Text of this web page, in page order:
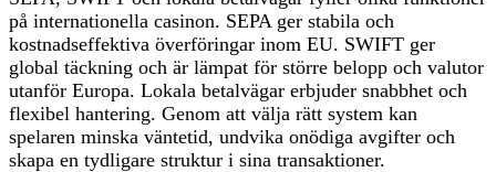
på internationella casinon. SEPA ger stabila och
kostnadseffektiva överföringar inom EU. SWIFT ger
global täckning och är lämpat för större belopp och valutor
utanför Europa. Lokala betalvägar erbjuder snabbhet och
flexibel hantering. Genom att välja rätt system kan
spelaren minska väntetid, undvika onödiga avgifter och
skapa en tydligare struktur i sina transaktioner.